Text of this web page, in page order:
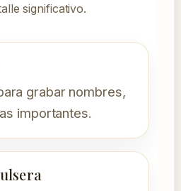
significativo.
grabar nombres,
importantes.